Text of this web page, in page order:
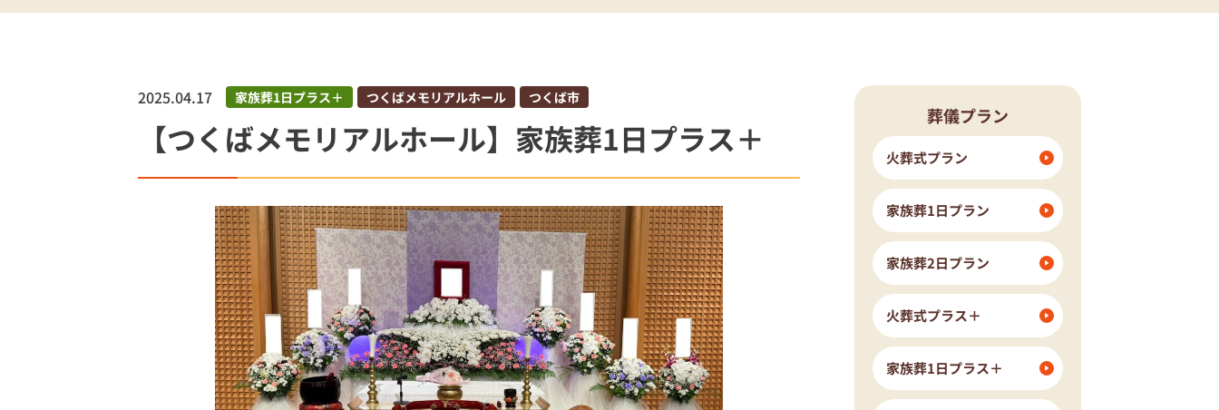
オプション
牛久市 阿見町 龍ケ崎市
土浦市
土浦市営斎場
我孫子市
ウイングホール柏斎場
事前相談に
葬儀社はどう
いおり公式
2025.04.17 家族葬1日プラス＋ つくばメモリアルホール つくば市
【つくばメモリアルホール】家族葬1日プラス＋
葬儀プラン
火葬式プラン
家族葬1日プラン
家族葬2日プラン
火葬式プラス＋
家族葬1日プラス＋